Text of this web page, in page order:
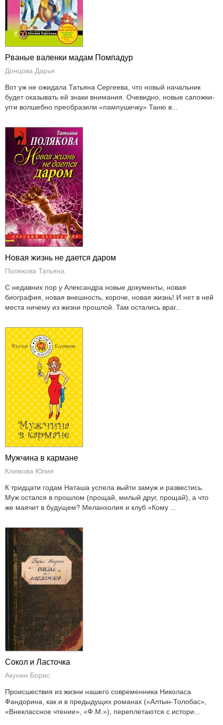
Рваные валенки мадам Помпадур
Донцова Дарья
Вот уж не ожидала Татьяна Сергеева, что новый начальник
будет оказывать ей знаки внимания. Очевидно, новые сапожки-
угги волшебно преобразили «пампушечку» Таню в...
Новая жизнь не дается даром
Полякова Татьяна
С недавних пор у Александра новые документы, новая
биография, новая внешность, короче, новая жизнь! И нет в ней
места ничему из жизни прошлой. Там остались враг...
Мужчина в кармане
Климова Юлия
К тридцати годам Наташа успела выйти замуж и развестись.
Муж остался в прошлом (прощай, милый друг, прощай), а что
же маячит в будущем? Меланхолия и клуб «Кому ...
Сокол и Ласточка
Акунин Борис
Происшествия из жизни нашего современника Николаса
Фандорина, как и в предыдущих романах («Алтын-Толобас»,
«Внеклассное чтение», «Ф.М.»), переплетаются с истори...